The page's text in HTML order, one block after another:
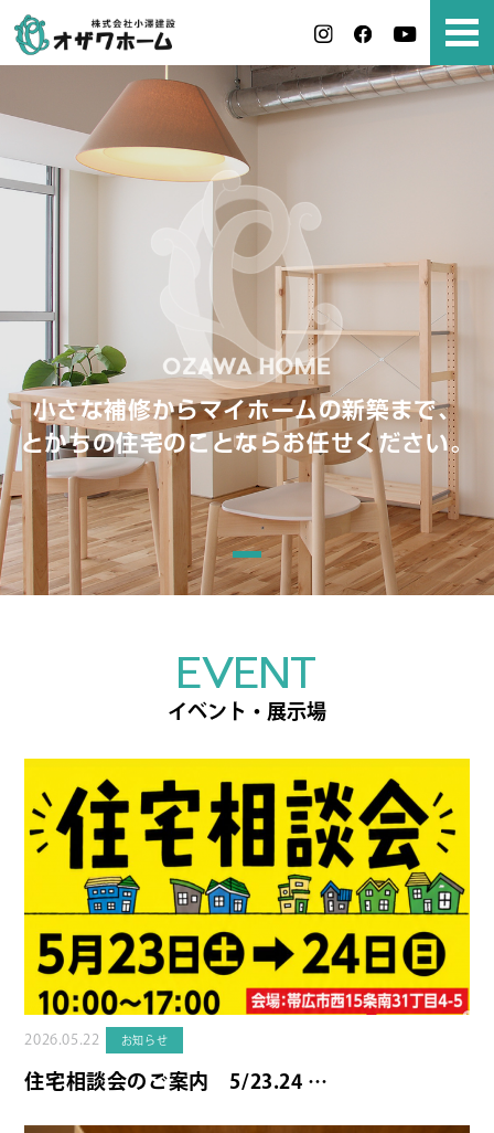
小さな補修からマイホームの新築まで、
とかちの住宅のことならお任せください。
EVENT
イベント・展示場
2026.05.22 お知らせ
住宅相談会のご案内 5/23.24 …